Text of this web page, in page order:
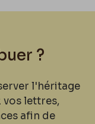
?
l'héritage
vos lettres,
afin de